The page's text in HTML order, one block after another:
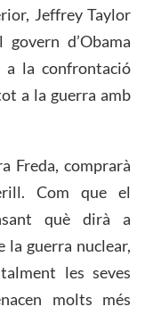
Jeffrey Taylor
d’Obama
a la confrontació
a la guerra amb
Freda, comprarà
Com que el
què dirà a
la guerra nuclear,
les seves
molts més